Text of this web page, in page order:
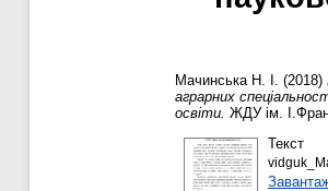
Мачинська Н. І. (2018)
аграрних
освіти. ЖДУ ім.
Текст